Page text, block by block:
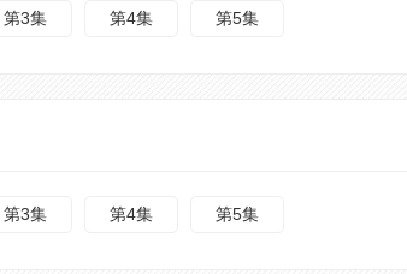
第3集 第4集 第5集
第3集 第4集 第5集